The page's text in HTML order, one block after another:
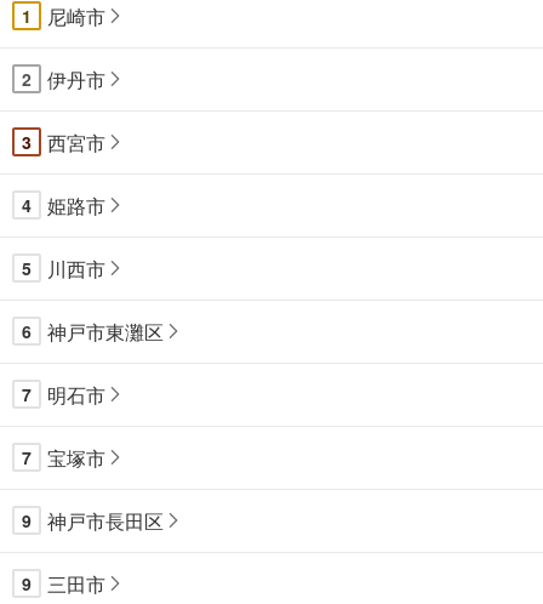
1 尼崎市
2 伊丹市
3 西宮市
4 姫路市
5 川西市
6 神戸市東灘区
7 明石市
7 宝塚市
9 神戸市長田区
9 三田市